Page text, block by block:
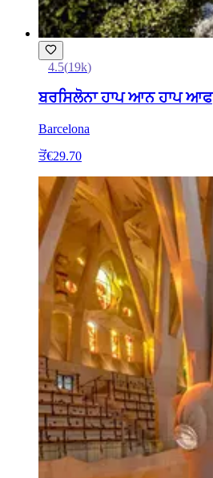
4.5(19k)
ਬਰਸਿਲੋਨਾ ਹਾਪ ਆਨ ਹਾਪ ਆਫ
Barcelona
ਤੋਂ€29.70